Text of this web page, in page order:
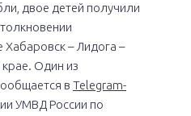
двое детей получили
Хабаровск – Лидога –
Один из
в Telegram-
УМВД России по